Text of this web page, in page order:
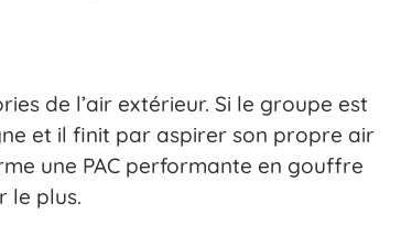
de l’air extérieur. Si le groupe est
et il finit par aspirer son propre air
une PAC performante en gouffre
le plus.